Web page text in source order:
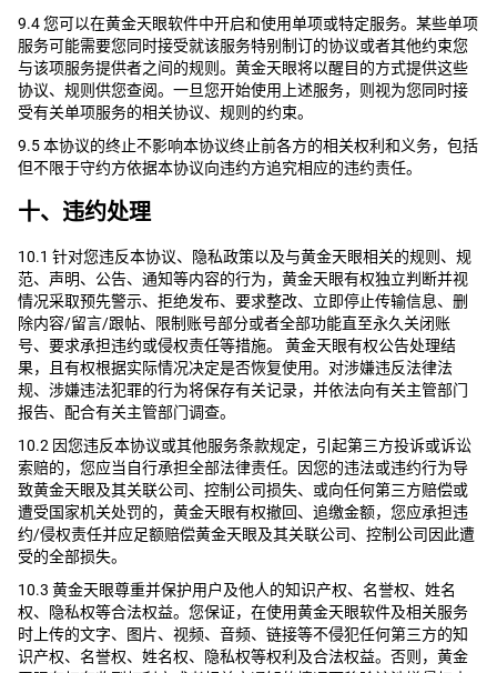
9.4 您可以在黄金天眼软件中开启和使用单项或特定服务。某些单项
服务可能需要您同时接受就该服务特别制订的协议或者其他约束您
与该项服务提供者之间的规则。黄金天眼将以醒目的方式提供这些
协议、规则供您查阅。一旦您开始使用上述服务，则视为您同时接
受有关单项服务的相关协议、规则的约束。
9.5 本协议的终止不影响本协议终止前各方的相关权利和义务，包括
但不限于守约方依据本协议向违约方追究相应的违约责任。
十、违约处理
10.1 针对您违反本协议、隐私政策以及与黄金天眼相关的规则、规
范、声明、公告、通知等内容的行为，黄金天眼有权独立判断并视
情况采取预先警示、拒绝发布、要求整改、立即停止传输信息、删
除内容/留言/跟帖、限制账号部分或者全部功能直至永久关闭账
号、要求承担违约或侵权责任等措施。 黄金天眼有权公告处理结
果，且有权根据实际情况决定是否恢复使用。对涉嫌违反法律法
规、涉嫌违法犯罪的行为将保存有关记录，并依法向有关主管部门
报告、配合有关主管部门调查。
10.2 因您违反本协议或其他服务条款规定，引起第三方投诉或诉讼
索赔的，您应当自行承担全部法律责任。因您的违法或违约行为导
致黄金天眼及其关联公司、控制公司损失、或向任何第三方赔偿或
遭受国家机关处罚的，黄金天眼有权撤回、追缴金额，您应承担违
约/侵权责任并应足额赔偿黄金天眼及其关联公司、控制公司因此遭
受的全部损失。
10.3 黄金天眼尊重并保护用户及他人的知识产权、名誉权、姓名
权、隐私权等合法权益。您保证，在使用黄金天眼软件及相关服务
时上传的文字、图片、视频、音频、链接等不侵犯任何第三方的知
识产权、名誉权、姓名权、隐私权等权利及合法权益。否则，黄金